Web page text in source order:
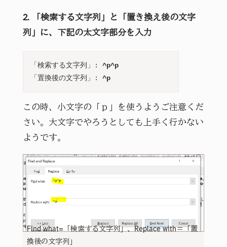
2. 「検索する文字列」と「置き換え後の文字
列」に、下記の太文字部分を入力
「検索する文字列」: ^p^p
「置換後の文字列」: ^p
この時、小文字の「ｐ」を使うようご注意くだ
さい。大文字でやろうとしても上手く行かない
ようです。
Find what=「検索する文字列」、Replace with＝「置
換後の文字列」